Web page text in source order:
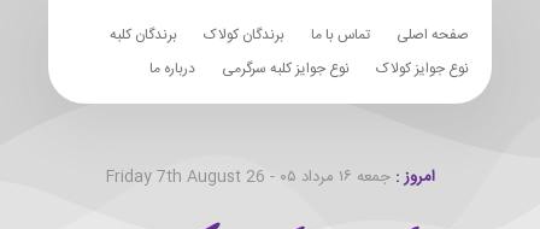
صفحه اصلی تماس با ما برندگان کولاک
برندگان کلبه
نوع جوایز کولاک
نوع جوایز کلبه سرگرمی درباره ما
امروز :جمعه ۱۶ مرداد ۰۵ - Friday 7th August 26